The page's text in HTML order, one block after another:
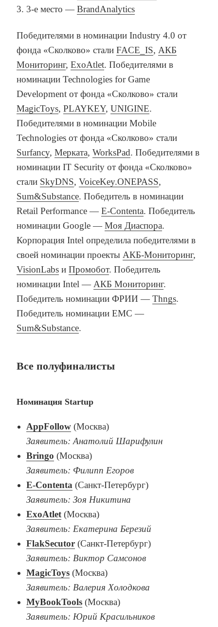
3-е место —BrandAnalytics
Победителями в номинации Industry 4.0 от
фонда «Сколково» сталиFACE_IS, АКБ
Мониторинг,ExoAtlet. Победителями в
номинации Technologies for Game
Development от фонда «Сколково» стали
MagicToys,PLAYKEY,UNIGINE.
Победителями в номинации Mobile
Technologies от фонда «Сколково» стали
Surfancy,Мерката,WorksPad. Победителями в
номинации IT Security от фонда «Сколково»
стали SkyDNS,VoiceKey.ONEPASS,
Sum&Substance. Победитель в номинации
Retail Performance —E-Contenta. Победитель
номинации Google —Моя Диаспора.
Корпорация Intel определила победителями в
своей номинации проекты АКБ-Мониторинг,
VisionLabs иПромобот. Победитель
номинации Intel — АКБ Мониторинг.
Победитель номинации ФРИИ —Thngs.
Победитель номинации EMC —
Sum&Substance.
Все полуфиналисты
Номинация Startup
AppFollow (Москва)
Заявитель: Анатолий Шарифулин
Bringo (Москва)
Заявитель: Филипп Егоров
E-Contenta (Санкт-Петербург)
Заявитель: Зоя Никитина
ExoAtlet (Москва)
Заявитель: Екатерина Березий
FlakSecutor (Санкт-Петербург)
Заявитель: Виктор Самсонов
MagicToys (Москва)
Заявитель: Валерия Холодкова
MyBookTools (Москва)
Заявитель: Юрий Красильников